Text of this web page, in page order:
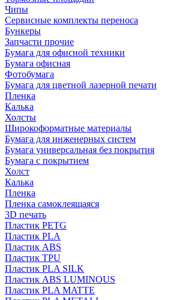
Чипы
Сервисные комплекты переноса
Бункеры
Запчасти прочие
Бумага для офисной техники
Бумага офисная
Фотобумага
Бумага для цветной лазерной печати
Пленка
Калька
Холсты
Широкоформатные материалы
Бумага для инженерных систем
Бумага универсальная без покрытия
Бумага с покрытием
Холст
Калька
Пленка
Пленка самоклеящаяся
3D печать
Пластик PETG
Пластик PLA
Пластик ABS
Пластик TPU
Пластик PLA SILK
Пластик ABS LUMINOUS
Пластик PLA MATTE